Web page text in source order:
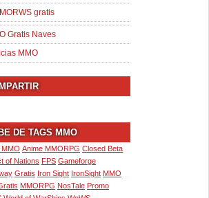
gratis
Gratis Naves
MMO
DE TAGS MMO
Anime MMORPG Closed Beta
of Nations FPS Gameforge
Gratis Iron Sight IronSight MMO
MMORPG NosTale Promo